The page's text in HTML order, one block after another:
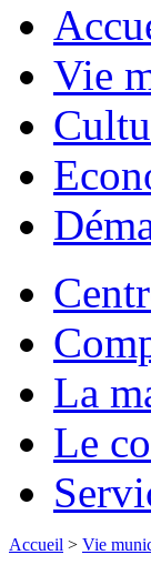
Vie
La
Le
Accueil > Vie